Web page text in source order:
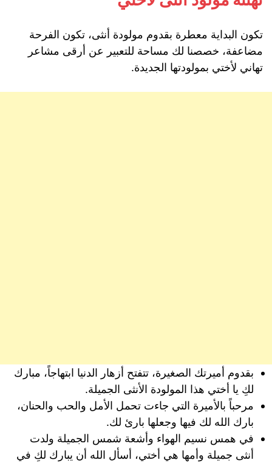
تكون البداية معطرة بقدوم مولودة أنثى، تكون الفرحة
مضاعفة، خصصنا لك مساحة للتعبير عن أرقى مشاعر
تهاني لأختي بمولودتها الجديدة.
بقدوم أميرتك الصغيرة، تتفتح أزهار الدنيا ابتهاجاً، مبارك
لكِ يا أختي هذا المولودة الأنثى الجميلة.
مرحباً بالأميرة التي جاءت تحمل الأمل والحب والحنان،
بارك الله لك فيها وجعلها بارئ لك.
في همس نسيم الهواء وأشعة شمس الجميلة ولدت
أنثى جميلة وأمها هي أختي، أسأل الله أن يبارك لكِ في